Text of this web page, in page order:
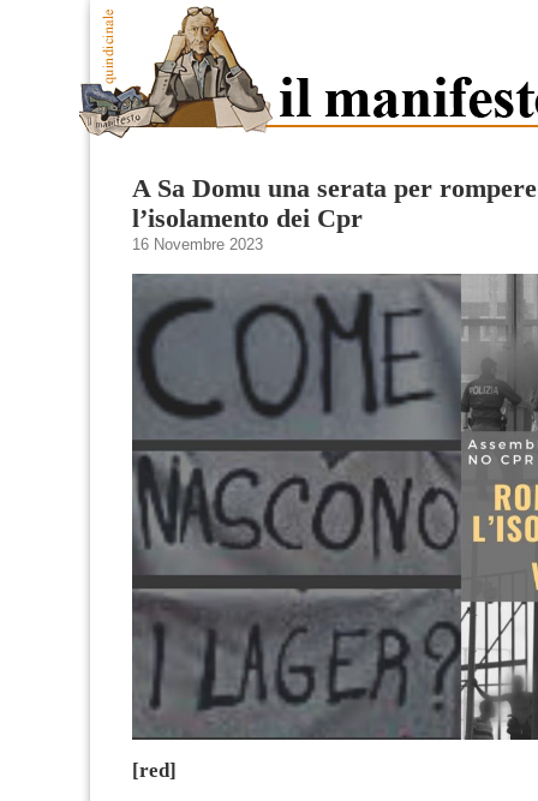
A Sa Domu una serata per rompere
l’isolamento dei Cpr
16 Novembre 2023
[red]